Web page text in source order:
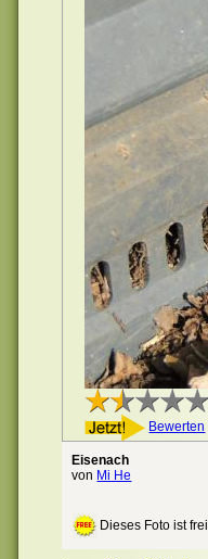
Bewerten
Eisenach
von Mi He
Dieses Foto ist frei